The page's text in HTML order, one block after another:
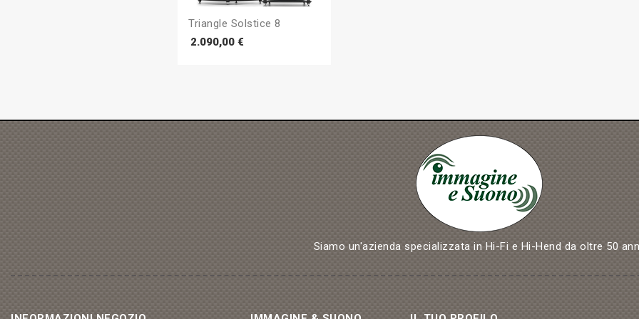
Triangle Solstice 8
2.090,00 €
Siamo un'azienda specializzata in Hi-Fi e Hi-Hend da oltre 50